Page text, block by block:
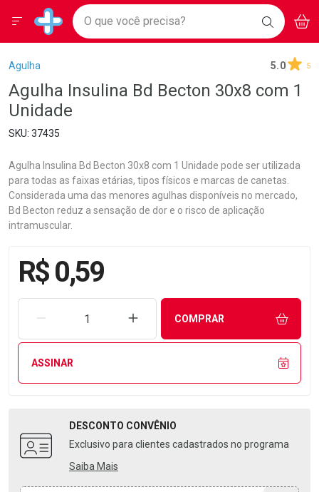
Drogarias Pacheco
Baixe nosso APP e aproveite Ofertas Exclusivas!
BAIXE
O APP
Ir direto para a home
pela página
Ir direto para o conteúdo
Ir direto para a busca
Ir direto para a conta
Ir direto para a notificações
Ir direto para o carrinho
Ir direto para o menu
Faça a sua busca
O que você precisa? BUSCAR
Menu
Breadcrumb
Agulha 5.0 5
Agulha Insulina Bd Becton 30x8 com 1
Unidade
37435
Agulha Insulina Bd Becton 30x8 com 1 Unidade pode ser utilizada
para todas as faixas etárias, tipos físicos e marcas de canetas.
Considerada uma das menores agulhas disponíveis no mercado,
Bd Becton reduz a sensação de dor e o risco de aplicação
intramuscular.
R$ 0,59
REMOVER UMA UNIDADEAUMENTAR UMA UNIDADE
COMPRAR
ASSINAR
DESCONTO CONVÊNIO
Exclusivo para clientes cadastrados no programa
Saiba Mais